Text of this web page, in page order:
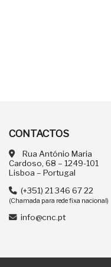
CONTACTOS
Rua António Maria
Cardoso, 68 – 1249-101
Lisboa – Portugal
(+351) 21 346 67 22
(Chamada para rede fixa nacional)
info@cnc.pt